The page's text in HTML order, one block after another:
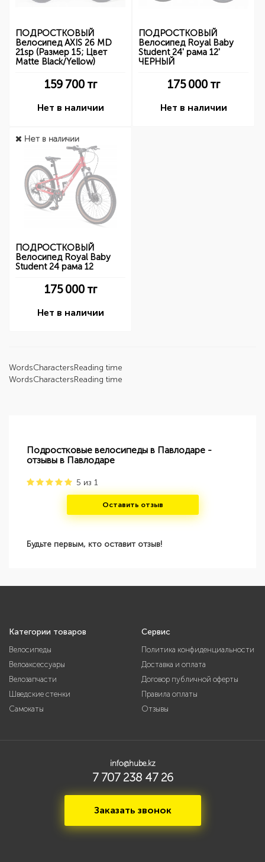
ПОДРОСТКОВЫЙ
Велосипед AXIS 26 MD
21sp (Размер 15; Цвет
Matte Black/Yellow)
159 700тг
Нет в наличии
ПОДРОСТКОВЫЙ
Велосипед Royal Baby
Student 24' рама 12'
ЧЕРНЫЙ
175 000тг
Нет в наличии
Нет в наличии
ПОДРОСТКОВЫЙ
Велосипед Royal Baby
Student 24 рама 12
175 000тг
Нет в наличии
WordsCharactersReading time
WordsCharactersReading time
Подростковые велосипеды в Павлодаре -
отзывы в Павлодаре
5 из 1
Оставить отзыв
Будьте первым, кто оставит отзыв!
Категории товаров
Велосипеды
Велоаксессуары
Велозапчасти
Шведские стенки
Самокаты
Сервис
Политика конфиденциальности
Доставка и оплата
Договор публичной оферты
Правила оплаты
Отзывы
info@hube.kz
7 707 238 47 26
Заказать звонок